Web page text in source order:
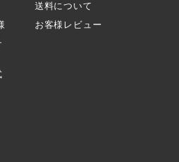
送料について
お客様レビュー